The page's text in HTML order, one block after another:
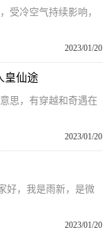
受冷空气持续影响，
2023/01/20
皇仙途
思，有穿越和奇遇在
2023/01/20
好，我是雨新，是微
2023/01/20